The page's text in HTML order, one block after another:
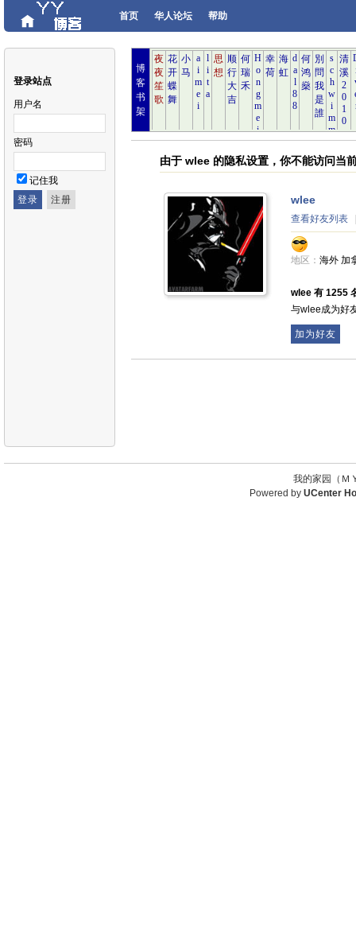
首页 华人论坛 帮助
登录站点
用户名
密码
记住我
博
客
书
架
由于 wlee 的隐私设置，你不能访问当
wlee
查看好友列表
地区： 海外 加
wlee 有 1255
与wlee成为好
加为好友
我的家园（
Powered by UCenter